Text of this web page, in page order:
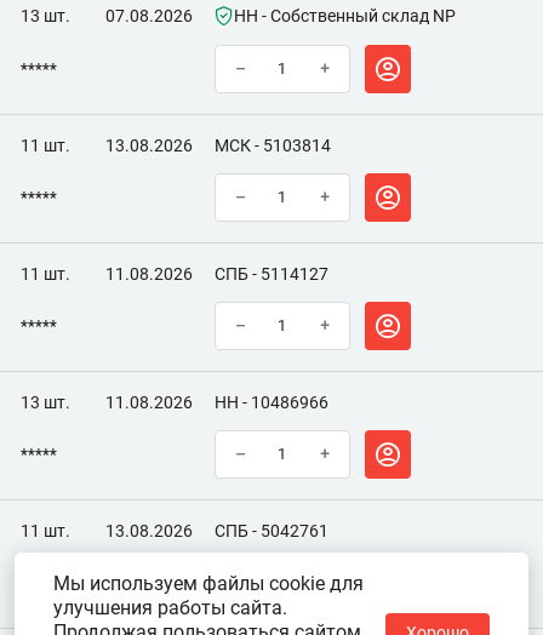
13 шт. 07.08.2026 НН - Собственный склад NP
***** – +
11 шт. 13.08.2026 МСК - 5103814
***** – +
11 шт. 11.08.2026 СПБ - 5114127
***** – +
13 шт. 11.08.2026 НН - 10486966
***** – +
11 шт. 13.08.2026 СПБ - 5042761
***** – +
Мы используем файлы cookie для
улучшения работы сайта.